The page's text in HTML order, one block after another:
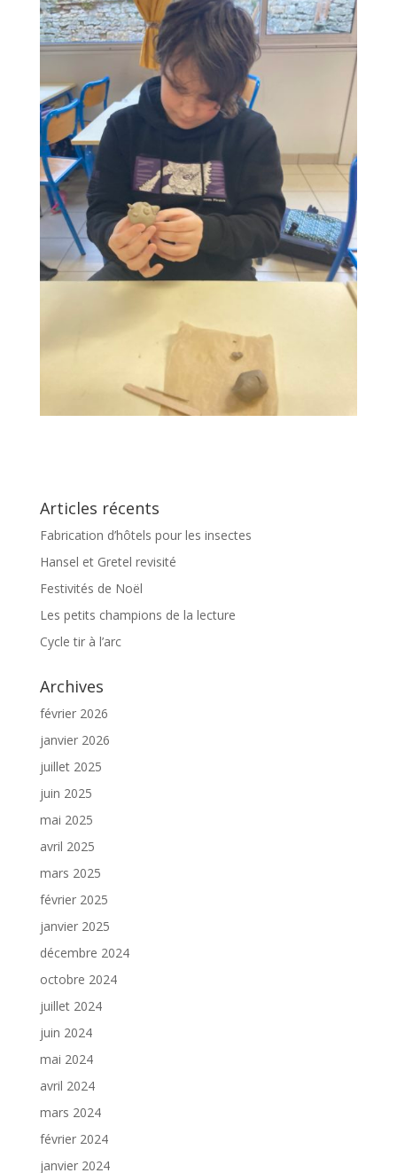
Articles récents
Fabrication d’hôtels pour les insectes
Hansel et Gretel revisité
Festivités de Noël
Les petits champions de la lecture
Cycle tir à l’arc
Archives
février 2026
janvier 2026
juillet 2025
juin 2025
mai 2025
avril 2025
mars 2025
février 2025
janvier 2025
décembre 2024
octobre 2024
juillet 2024
juin 2024
mai 2024
avril 2024
mars 2024
février 2024
janvier 2024